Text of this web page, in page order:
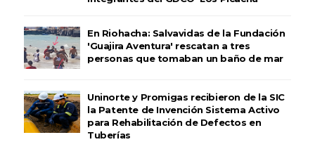
En Riohacha: Salvavidas de la Fundación
'Guajira Aventura' rescatan a tres
personas que tomaban un baño de mar
Uninorte y Promigas recibieron de la SIC
la Patente de Invención Sistema Activo
para Rehabilitación de Defectos en
Tuberías